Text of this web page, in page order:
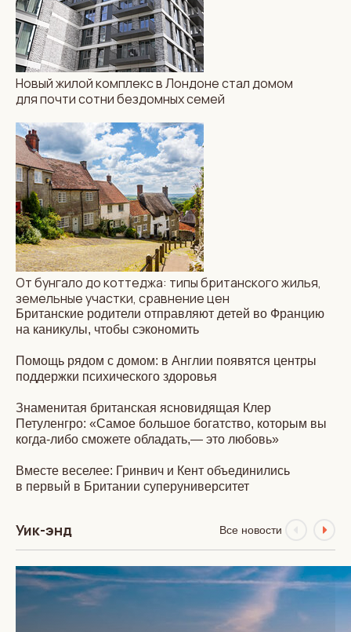
Новый жилой комплекс в Лондоне стал домом
для почти сотни бездомных семей
От бунгало до коттеджа: типы британского жилья,
земельные участки, сравнение цен
Британские родители отправляют детей во Францию
на каникулы, чтобы сэкономить
Помощь рядом с домом: в Англии появятся центры
поддержки психического здоровья
Знаменитая британская ясновидящая Клер
Петуленгро: «Самое большое богатство, которым вы
когда-либо сможете обладать,— это любовь»
Вместе веселее: Гринвич и Кент объединились
в первый в Британии суперуниверситет
Уик-энд Все новости